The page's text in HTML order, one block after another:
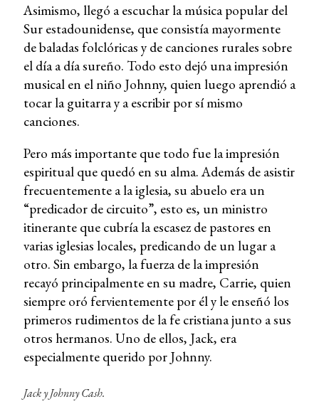
Asimismo, llegó a escuchar la música popular del
Sur estadounidense, que consistía mayormente
de baladas folclóricas y de canciones rurales sobre
el día a día sureño. Todo esto dejó una impresión
musical en el niño Johnny, quien luego aprendió a
tocar la guitarra y a escribir por sí mismo
canciones.
Pero más importante que todo fue la impresión
espiritual que quedó en su alma. Además de asistir
frecuentemente a la iglesia, su abuelo era un
“predicador de circuito”, esto es, un ministro
itinerante que cubría la escasez de pastores en
varias iglesias locales, predicando de un lugar a
otro. Sin embargo, la fuerza de la impresión
recayó principalmente en su madre, Carrie, quien
siempre oró fervientemente por él y le enseñó los
primeros rudimentos de la fe cristiana junto a sus
otros hermanos. Uno de ellos, Jack, era
especialmente querido por Johnny.
Jack y Johnny Cash.